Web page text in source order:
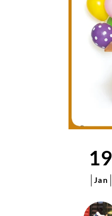
19
Jan